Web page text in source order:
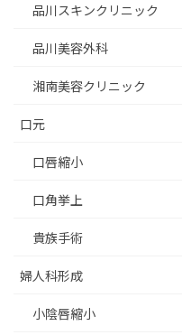
品川スキンクリニック
品川美容外科
湘南美容クリニック
口元
口唇縮小
口角挙上
貴族手術
婦人科形成
小陰唇縮小